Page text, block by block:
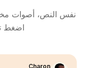
نفس النص، أصوات
اضغط
Charon